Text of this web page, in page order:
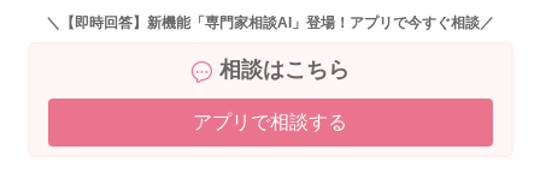
健診や予防接種の際に一度ご相談なさっておくと安心かもしれ
2025/11/9 7:07
＼【即時回答】新機能「専門家相談AI」登場！アプリで今すぐ相談／
相談はこちら
アプリで相談する